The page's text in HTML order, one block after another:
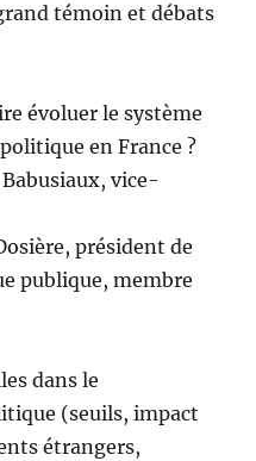
témoin et débats
évoluer le système
en France ?
vice-
président de
publique, membre
dans le
(seuils, impact
étrangers,